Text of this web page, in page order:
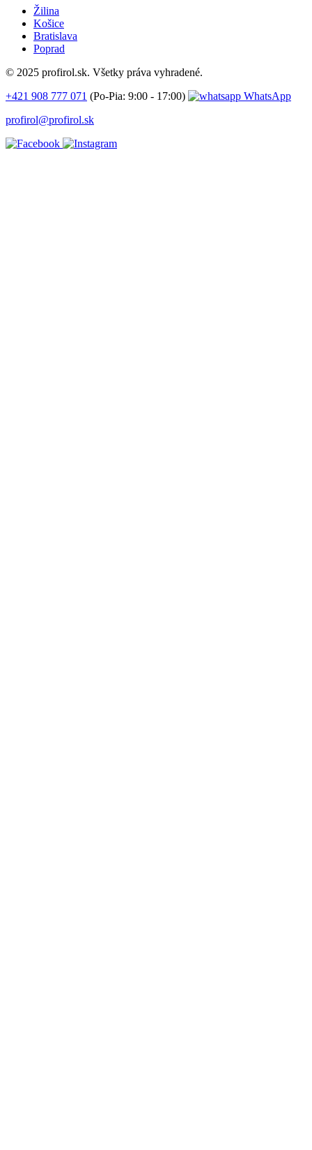
Žilina
Košice
Bratislava
Poprad
© 2025 profirol.sk. Všetky práva vyhradené.
+421 908 777 071 (Po-Pia: 9:00 - 17:00)
WhatsApp
profirol@profirol.sk